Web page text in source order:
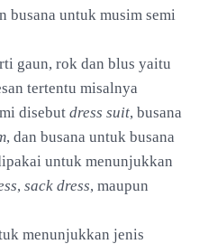
busana untuk musim semi
gaun, rok dan blus yaitu
tertentu misalnya
disebut dress suit, busana
, dan busana untuk busana
untuk menunjukkan
, sack dress, maupun
menunjukkan jenis